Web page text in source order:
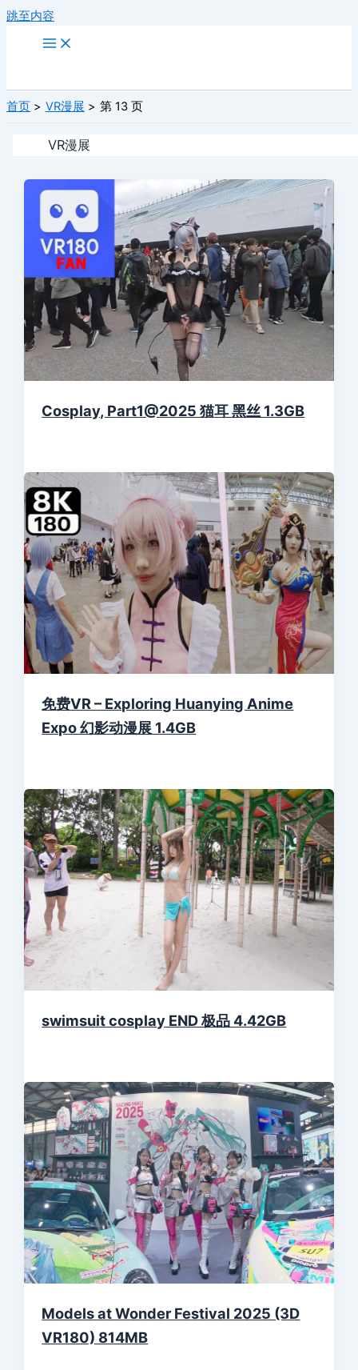
跳至内容
首页 VR漫展 第 13 页
VR漫展
Cosplay, Part1@2025 猫耳 黑丝 1.3GB
免费VR – Exploring Huanying Anime
Expo 幻影动漫展 1.4GB
swimsuit cosplay END 极品 4.42GB
Models at Wonder Festival 2025 (3D
VR180) 814MB